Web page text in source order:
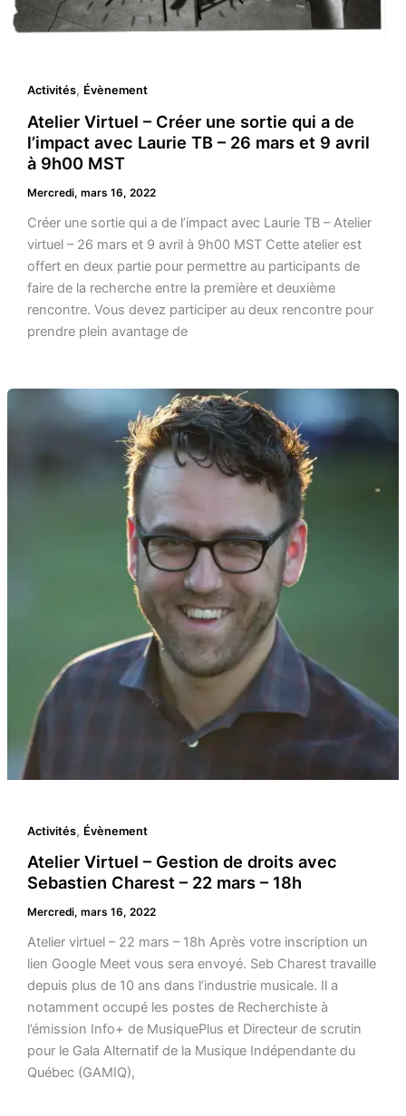
Activités, Évènement
Atelier Virtuel – Créer une sortie qui a de
l’impact avec Laurie TB – 26 mars et 9 avril
à 9h00 MST
Mercredi, mars 16, 2022
Créer une sortie qui a de l’impact avec Laurie TB – Atelier
virtuel – 26 mars et 9 avril à 9h00 MST Cette atelier est
offert en deux partie pour permettre au participants de
faire de la recherche entre la première et deuxième
rencontre. Vous devez participer au deux rencontre pour
prendre plein avantage de
Activités, Évènement
Atelier Virtuel – Gestion de droits avec
Sebastien Charest – 22 mars – 18h
Mercredi, mars 16, 2022
Atelier virtuel – 22 mars – 18h Après votre inscription un
lien Google Meet vous sera envoyé. Seb Charest travaille
depuis plus de 10 ans dans l’industrie musicale. Il a
notamment occupé les postes de Recherchiste à
l’émission Info+ de MusiquePlus et Directeur de scrutin
pour le Gala Alternatif de la Musique Indépendante du
Québec (GAMIQ),